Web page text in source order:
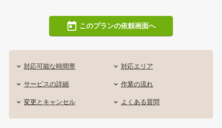
このプランの依頼画面へ
対応可能な時間帯 対応エリア
サービスの詳細 作業の流れ
変更とキャンセル よくある質問